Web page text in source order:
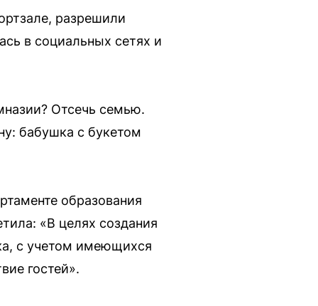
разрешили
в социальных сетях и
Отсечь семью.
бабушка с букетом
образования
«В целях создания
с учетом имеющихся
гостей».